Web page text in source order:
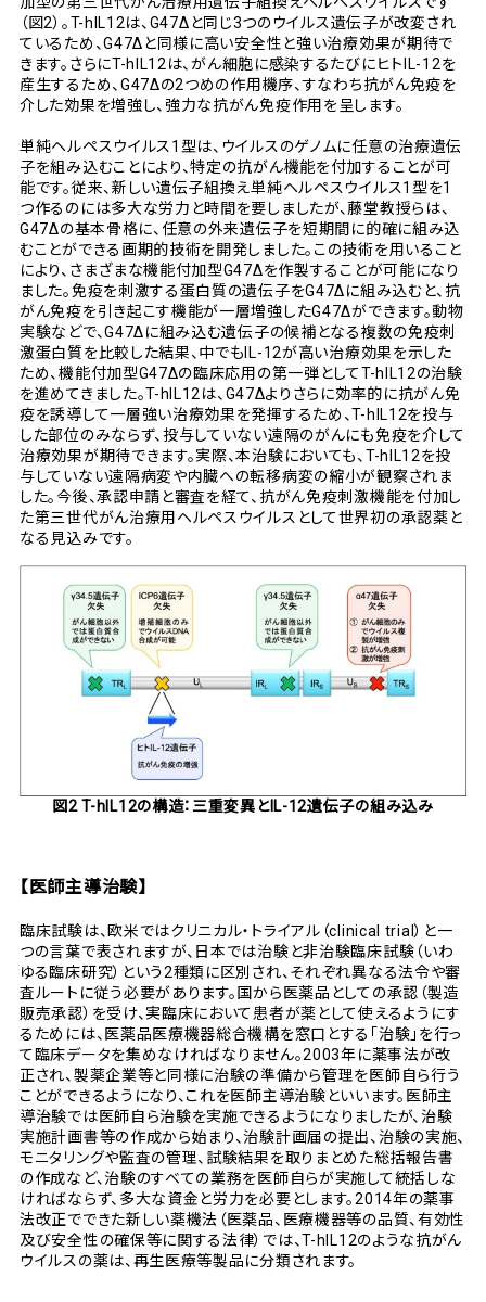
（図2）。T-hIL12は、G47Δと同じ3つのウイルス遺伝子が改変され
ているため、G47Δと同様に高い安全性と強い治療効果が期待で
きます。さらにT-hIL12は、がん細胞に感染するたびにヒトIL-12を
産生するため、G47Δの2つめの作用機序、すなわち抗がん免疫を
介した効果を増強し、強力な抗がん免疫作用を呈します。
単純ヘルペスウイルス1型は、ウイルスのゲノムに任意の治療遺伝
子を組み込むことにより、特定の抗がん機能を付加することが可
能です。従来、新しい遺伝子組換え単純ヘルペスウイルス1型を1
つ作るのには多大な労力と時間を要しましたが、藤堂教授らは、
G47Δの基本骨格に、任意の外来遺伝子を短期間に的確に組み込
むことができる画期的技術を開発しました。この技術を用いること
により、さまざまな機能付加型G47Δを作製することが可能になり
ました。免疫を刺激する蛋白質の遺伝子をG47Δに組み込むと、抗
がん免疫を引き起こす機能が一層増強したG47Δができます。動物
実験などで、G47Δに組み込む遺伝子の候補となる複数の免疫刺
激蛋白質を比較した結果、中でもIL-12が高い治療効果を示した
ため、機能付加型G47Δの臨床応用の第一弾としてT-hIL12の治験
を進めてきました。T-hIL12は、G47Δよりさらに効率的に抗がん免
疫を誘導して一層強い治療効果を発揮するため、T-hIL12を投与
した部位のみならず、投与していない遠隔のがんにも免疫を介して
治療効果が期待できます。実際、本治験においても、T-hIL12を投
与していない遠隔病変や内臓への転移病変の縮小が観察されま
した。今後、承認申請と審査を経て、抗がん免疫刺激機能を付加し
た第三世代がん治療用ヘルペスウイルスとして世界初の承認薬と
なる見込みです。
図2 T-hIL12の構造：三重変異とIL-12遺伝子の組み込み
【医師主導治験】
臨床試験は、欧米ではクリニカル・トライアル（clinical trial）と一
つの言葉で表されますが、日本では治験と非治験臨床試験（いわ
ゆる臨床研究）という2種類に区別され、それぞれ異なる法令や審
査ルートに従う必要があります。国から医薬品としての承認（製造
販売承認）を受け、実臨床において患者が薬として使えるようにす
るためには、医薬品医療機器総合機構を窓口とする「治験」を行っ
て臨床データを集めなければなりません。2003年に薬事法が改
正され、製薬企業等と同様に治験の準備から管理を医師自ら行う
ことができるようになり、これを医師主導治験といいます。医師主
導治験では医師自ら治験を実施できるようになりましたが、治験
実施計画書等の作成から始まり、治験計画届の提出、治験の実施、
モニタリングや監査の管理、試験結果を取りまとめた総括報告書
の作成など、治験のすべての業務を医師自らが実施して統括しな
ければならず、多大な資金と労力を必要とします。2014年の薬事
法改正でできた新しい薬機法（医薬品、医療機器等の品質、有効性
及び安全性の確保等に関する法律）では、T-hIL12のような抗がん
ウイルスの薬は、再生医療等製品に分類されます。